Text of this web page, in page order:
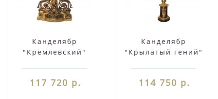
Канделябр
"Кремлевский"
117 720 р.
Канделябр
"Крылатый гений"
114 750 р.